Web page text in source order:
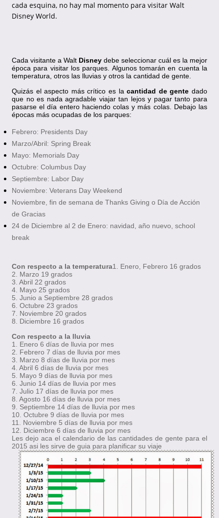
cada esquina, no hay mal momento para visitar Walt
Disney World.
Cada visitante a Walt Disney debe seleccionar cuál es la mejor
época para visitar los parques. Algunos tomarán en cuenta la
temperatura, otros las lluvias y otros la cantidad de gente.
Quizás el aspecto más crítico es lacantidad de gente dado
que no es nada agradable viajar tan lejos y pagar tanto para
pasarse el día entero haciendo colas y más colas. Debajo las
épocas más ocupadas de los parques:
Febrero: Presidents Day
Marzo/Abril: Spring Break
Mayo: Memorials Day
Octubre: Columbus Day
Septiembre: Labor Day
Noviembre: Veterans Day Weekend
Noviembre, fin de semana de Thanks Giving o Día de Acción
de Gracias
24 de Diciembre al 2 de Enero: navidad, año nuevo, school
break
Con respecto a la temperatura1. Enero, Febrero 16 grados
2. Marzo 19 grados
3. Abril 22 grados
4. Mayo 25 grados
5. Junio a Septiembre 28 grados
6. Octubre 23 grados
7. Noviembre 20 grados
8. Diciembre 16 grados
Con respecto a la lluvia
1. Enero 6 días de lluvia por mes
2. Febrero 7 días de lluvia por mes
3. Marzo 8 días de lluvia por mes
4. Abril 6 días de lluvia por mes
5. Mayo 9 días de lluvia por mes
6. Junio 14 días de lluvia por mes
7. Julio 17 días de lluvia por mes
8. Agosto 16 días de lluvia por mes
9. Septiembre 14 días de lluvia por mes
10. Octubre 9 días de lluvia por mes
11. Noviembre 5 días de lluvia por mes
12. Diciembre 6 días de lluvia por mes
Les dejo aca el calendario de las cantidades de gente para el
2015 asi les sirve de guia para planificar su viaje